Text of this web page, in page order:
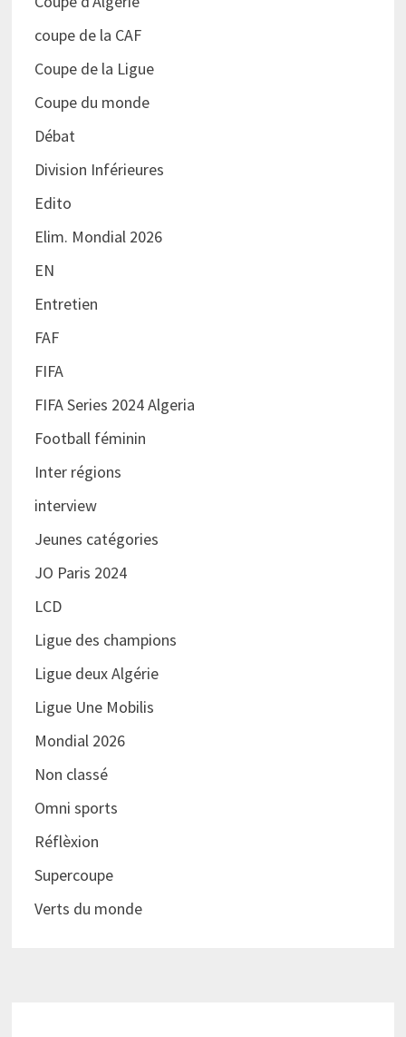
coupe de la CAF
Coupe de la Ligue
Coupe du monde
Débat
Division Inférieures
Edito
Elim. Mondial 2026
EN
Entretien
FAF
FIFA
FIFA Series 2024 Algeria
Football féminin
Inter régions
interview
Jeunes catégories
JO Paris 2024
LCD
Ligue des champions
Ligue deux Algérie
Ligue Une Mobilis
Mondial 2026
Non classé
Omni sports
Réflèxion
Supercoupe
Verts du monde